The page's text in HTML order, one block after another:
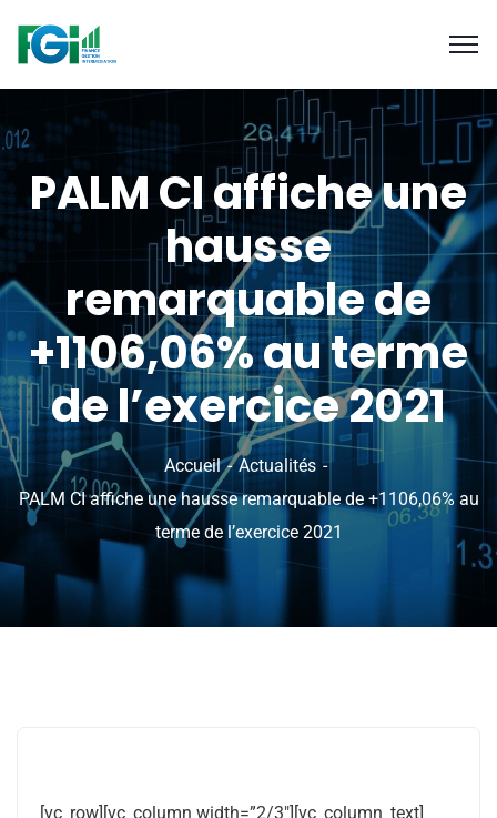
PALM CI affiche une
hausse
remarquable de
+1106,06% au terme
de l’exercice 2021
Accueil
Actualités
PALM CI affiche une hausse remarquable de +1106,06% au
terme de l’exercice 2021
[vc_row][vc_column width=”2/3″][vc_column_text]